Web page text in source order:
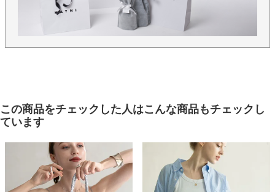
この商品をチェックした人はこんな商品もチェックし
ています